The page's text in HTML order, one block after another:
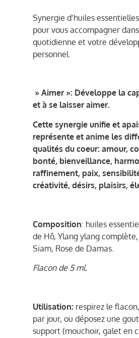
Synergie d’huiles
pour vous accompagner
quotidienne et votre
personnel.
» Aimer »: Développe la
et à se laisser aimer.
Cette synergie unifie et
représente et anime les
qualités du coeur: amour,
bonté, bienveillance,
raffinement, paix,
créativité, désirs, plaisirs,
Composition: huiles
de Hô, Ylang ylang
Siam, Rose de Damas.
Flacon de 5 ml.
Utilisation: respirez le
par jour, ou déposez une
support (mouchoir, galet en